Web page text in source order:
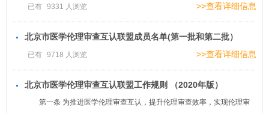
>>查看详细信息
已有 9331 人浏览
北京市医学伦理审查互认联盟成员名单(第一批和第二批）
>>查看详细信息
已有 9718 人浏览
北京市医学伦理审查互认联盟工作规则 （2020年版）
第一条 为推进医学伦理审查互认，提升伦理审查效率，实现伦理审